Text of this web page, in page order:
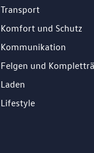
Transport
Komfort und Schutz
Kommunikation
Felgen und
Laden
Lifestyle